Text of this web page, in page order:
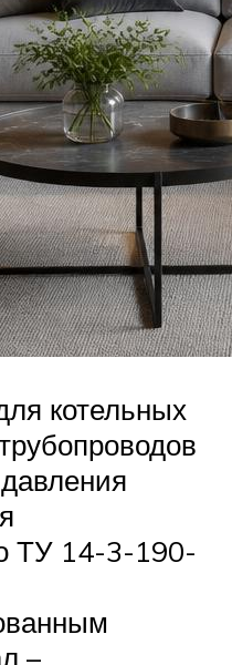
котельных
ТУ 14-3-190-
–